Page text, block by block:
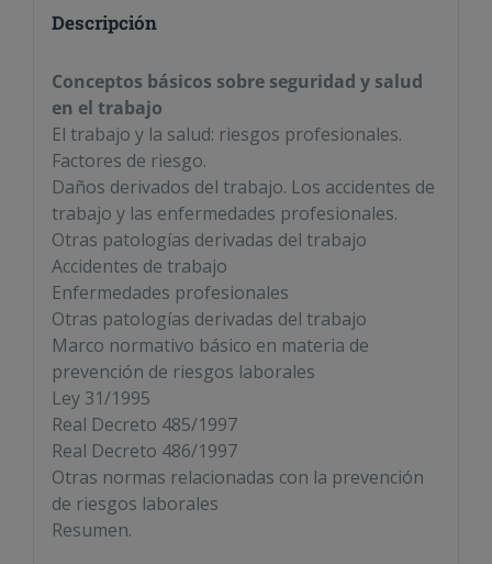
Descripción
Conceptos básicos sobre seguridad y salud
en el trabajo
El trabajo y la salud: riesgos profesionales.
Factores de riesgo.
Daños derivados del trabajo. Los accidentes de
trabajo y las enfermedades profesionales.
Otras patologías derivadas del trabajo
Accidentes de trabajo
Enfermedades profesionales
Otras patologías derivadas del trabajo
Marco normativo básico en materia de
prevención de riesgos laborales
Ley 31/1995
Real Decreto 485/1997
Real Decreto 486/1997
Otras normas relacionadas con la prevención
de riesgos laborales
Resumen.